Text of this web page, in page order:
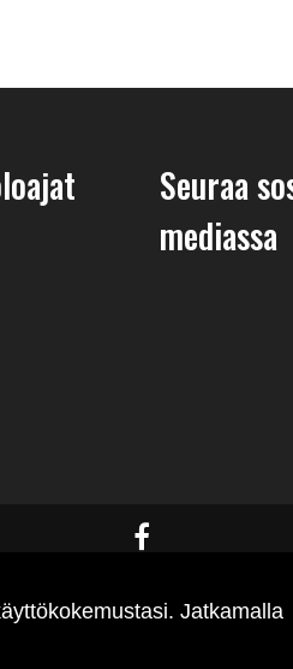
Seuraa
mediassa
Jatkamalla